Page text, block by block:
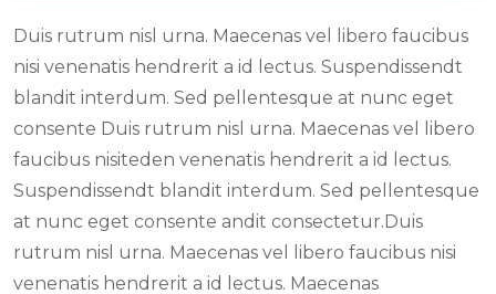
Duis rutrum nisl urna. Maecenas vel libero faucibus
nisi venenatis hendrerit a id lectus. Suspendissendt
blandit interdum. Sed pellentesque at nunc eget
consente Duis rutrum nisl urna. Maecenas vel libero
faucibus nisiteden venenatis hendrerit a id lectus.
Suspendissendt blandit interdum. Sed pellentesque
at nunc eget consente andit consectetur.Duis
rutrum nisl urna. Maecenas vel libero faucibus nisi
venenatis hendrerit a id lectus. Maecenas